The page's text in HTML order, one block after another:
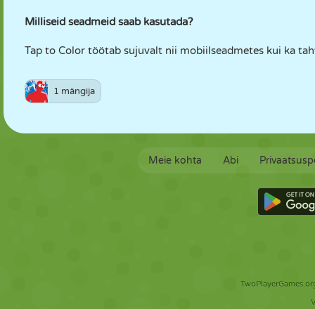
Milliseid seadmeid saab kasutada?
Tap to Color töötab sujuvalt nii mobiilseadmetes kui ka
1 mängija
Meie kohta Abi